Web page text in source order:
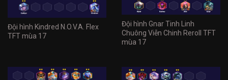
Đội hình Kindred N.O.V.A. Flex
TFT mùa 17
Đội hình Gnar Tinh Linh
Chuông Viễn Chinh Reroll TFT
mùa 17